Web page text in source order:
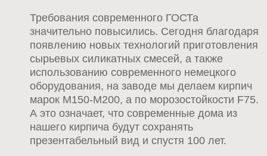
Требования современного ГОСТа
значительно повысились. Сегодня благодаря
появлению новых технологий приготовления
сырьевых силикатных смесей, а также
использованию современного немецкого
оборудования, на заводе мы делаем кирпич
марок М150-М200, а по морозостойкости F75.
А это означает, что современные дома из
нашего кирпича будут сохранять
презентабельный вид и спустя 100 лет.